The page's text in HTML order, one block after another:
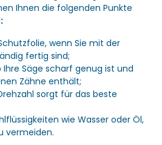
Ihnen die folgenden Punkte
wenn Sie mit der
fertig sind;
Ihre Säge scharf genug ist und
Zähne enthält;
sorgt für das beste
wie Wasser oder Öl,
vermeiden.